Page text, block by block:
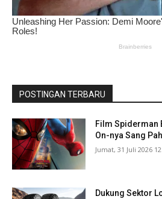
POSTINGAN TERBARU
Film Spiderman
On-nya Sang
Jumat, 31 Juli 2026
Dukung Sektor